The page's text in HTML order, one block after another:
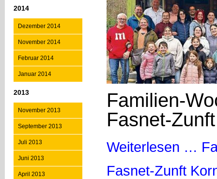
2014
Dezember 2014
November 2014
Februar 2014
Januar 2014
2013
November 2013
September 2013
Juli 2013
Juni 2013
April 2013
Familien-
Fasnet-
Weiterlesen …
Fasnet-Zunft